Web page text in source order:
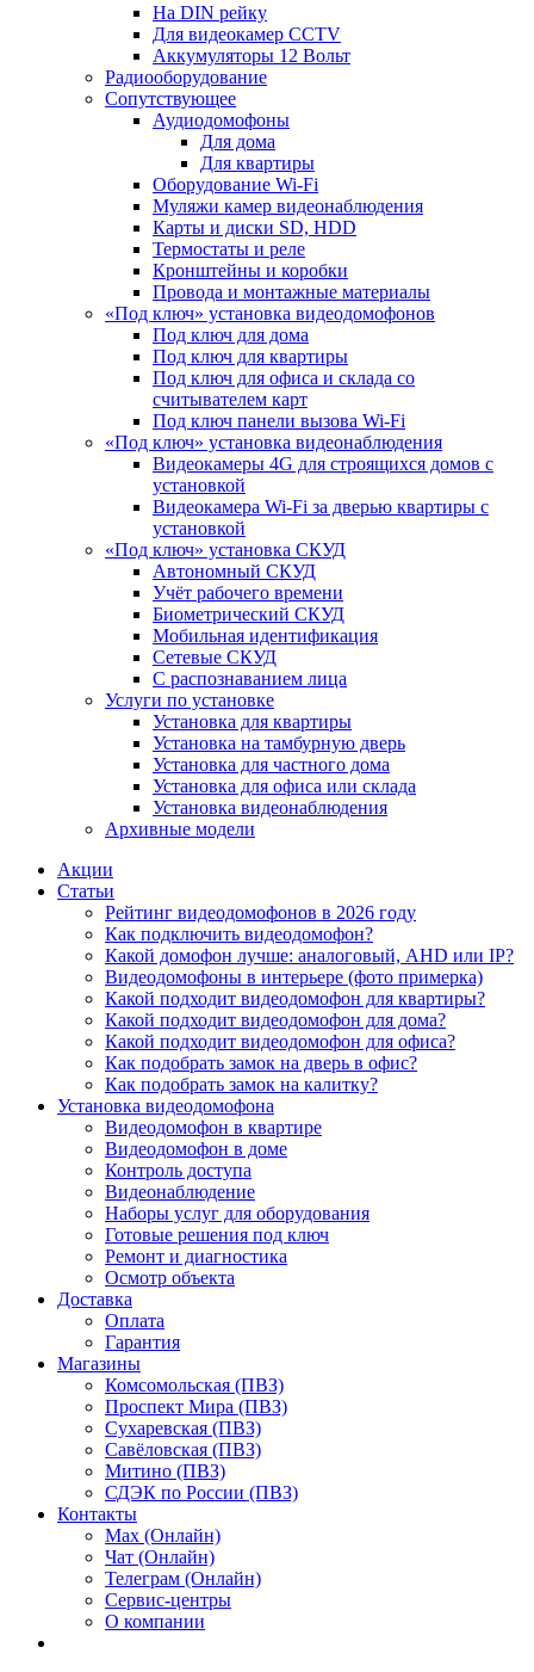
На DIN рейку
Для видеокамер CCTV
Аккумуляторы 12 Вольт
Радиооборудование
Сопутствующее
Аудиодомофоны
Для дома
Для квартиры
Оборудование Wi-Fi
Муляжи камер видеонаблюдения
Карты и диски SD, HDD
Термостаты и реле
Кронштейны и коробки
Провода и монтажные материалы
«Под ключ» установка видеодомофонов
Под ключ для дома
Под ключ для квартиры
Под ключ для офиса и склада со
считывателем карт
Под ключ панели вызова Wi-Fi
«Под ключ» установка видеонаблюдения
Видеокамеры 4G для строящихся домов с
установкой
Видеокамера Wi-Fi за дверью квартиры с
установкой
«Под ключ» установка СКУД
Автономный СКУД
Учёт рабочего времени
Биометрический СКУД
Мобильная идентификация
Сетевые СКУД
С распознаванием лица
Услуги по установке
Установка для квартиры
Установка на тамбурную дверь
Установка для частного дома
Установка для офиса или склада
Установка видеонаблюдения
Архивные модели
Акции
Статьи
Рейтинг видеодомофонов в 2026 году
Как подключить видеодомофон?
Какой домофон лучше: аналоговый, AHD или IP?
Видеодомофоны в интерьере (фото примерка)
Какой подходит видеодомофон для квартиры?
Какой подходит видеодомофон для дома?
Какой подходит видеодомофон для офиса?
Как подобрать замок на дверь в офис?
Как подобрать замок на калитку?
Установка видеодомофона
Видеодомофон в квартире
Видеодомофон в доме
Контроль доступа
Видеонаблюдение
Наборы услуг для оборудования
Готовые решения под ключ
Ремонт и диагностика
Осмотр объекта
Доставка
Оплата
Гарантия
Магазины
Комсомольская (ПВЗ)
Проспект Мира (ПВЗ)
Сухаревская (ПВЗ)
Савёловская (ПВЗ)
Митино (ПВЗ)
СДЭК по России (ПВЗ)
Контакты
Max (Онлайн)
Чат (Онлайн)
Телеграм (Онлайн)
Сервис-центры
О компании